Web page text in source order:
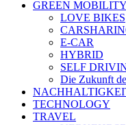
GREEN MOBILITY
LOVE BIKES
E-CAR
HYBRID
SELF
Die Zukunft
TECHNOLOGY
TRAVEL